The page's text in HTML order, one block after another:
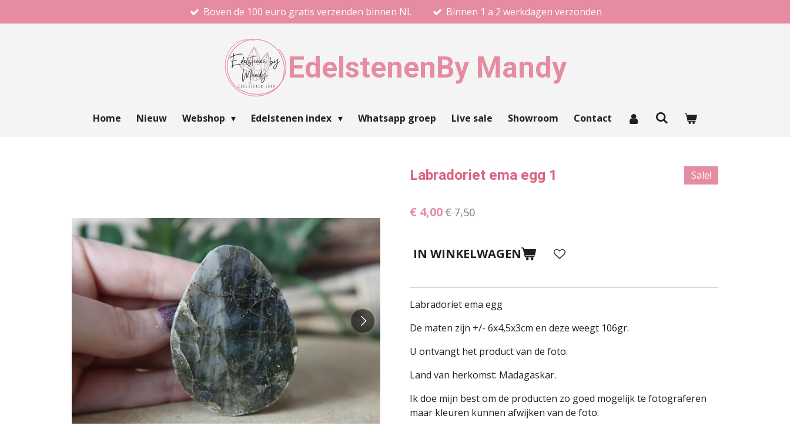
direct
Boven de 100 euro gratis verzenden binnen NL Binnen 1 a 2 werkdagen verzonden
EdelstenenBy Mandy
Home Nieuw Webshop Edelstenen index Whatsapp groep Live sale Showroom Contact
Labradoriet ema egg 1 Sale!
€ 4,00€ 7,50
IN WINKELWAGEN
Labradoriet ema egg
De maten zijn +/- 6x4,5x3cm en deze weegt 106gr.
U ontvangt het product van de foto.
Land van herkomst: Madagaskar.
Ik doe mijn best om de producten zo goed mogelijk te fotograferen
maar kleuren kunnen afwijken van de foto.